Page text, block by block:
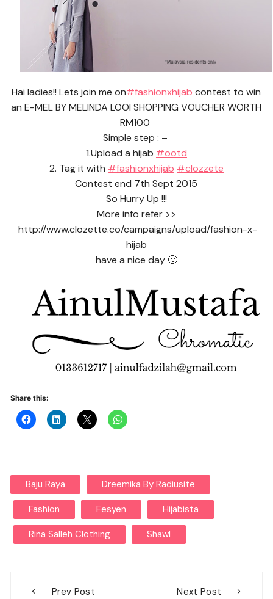
Hai ladies!! Lets join me on#fashionxhijab contest to win
an E-MEL BY MELINDA LOOI SHOPPING VOUCHER WORTH
RM100
Simple step : –
1.Upload a hijab #ootd
2. Tag it with #fashionxhijab #clozzete
Contest end 7th Sept 2015
So Hurry Up !!!
More info refer >>
http://www.clozette.co/campaigns/upload/fashion-x-
hijab
have a nice day 🙂
Share this:
Baju Raya Dreemika By Radiusite
Fashion Fesyen Hijabista
Rina Salleh Clothing Shawl
Prev Post Next Post